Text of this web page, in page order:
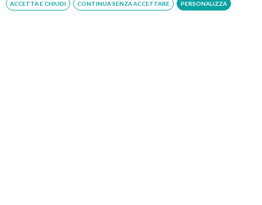
ACCETTA E CHIUDI CONTINUA SENZA ACCETTARE PERSONALIZZA
Tutte le assicurazioni, fondi e casse* Indiretta